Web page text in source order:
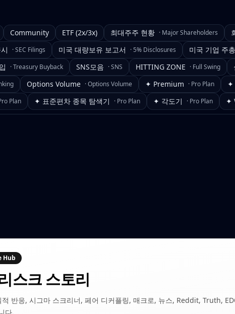
Community ETF (2x/3x) 최대주주 현황 · Major Shareholders
·SEC Filings 미국 대량보유 보고서 · 5% Disclosures 미국 기업 주
·Treasury Buyback SNS모음 ·SNS HITTING ZONE · Full Swing
Options Volume ·Options Volume ✦ Premium · Pro Plan ✦
Plan ✦ 표준편차 종목 탐색기 · Pro Plan ✦ 각도기 · Pro Plan ✦
Hub
스크 스토리
적 반응, 시그마 스크리너, 페어 디커플링, 매크로, 뉴스, Reddit, Truth,